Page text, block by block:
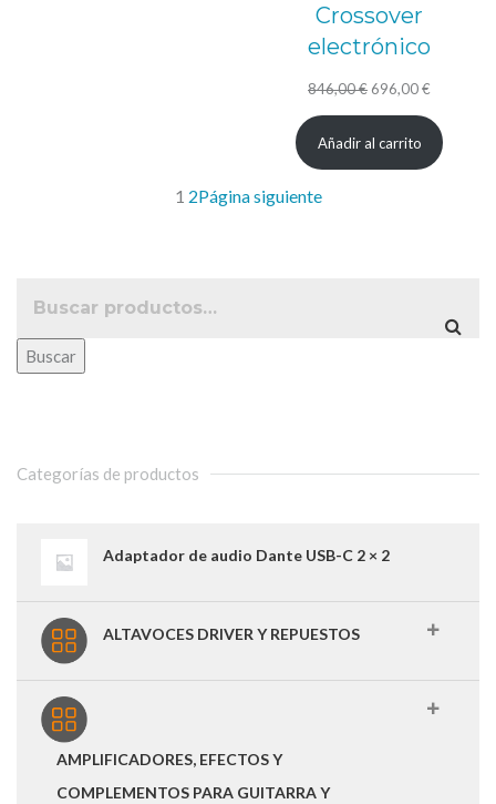
Crossover
electrónico
846,00€ El
precio
original
696,00€
precio
actual
Añadir al carrito
1 2Página siguiente
Buscar
Categorías de productos
Adaptador de audio Dante USB-C 2 × 2
ALTAVOCES DRIVER Y REPUESTOS
AMPLIFICADORES, EFECTOS Y
COMPLEMENTOS PARA GUITARRA Y